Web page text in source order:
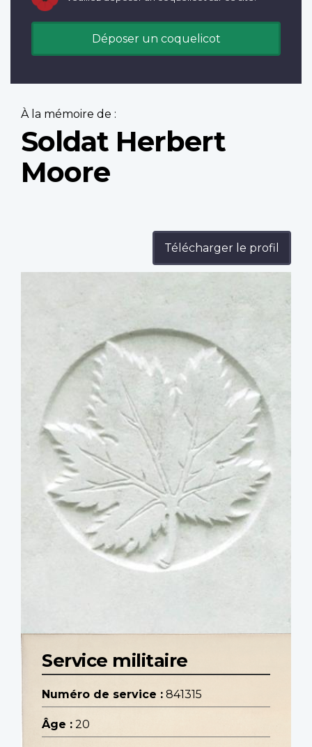
Déposer un coquelicot
À la mémoire de :
Soldat Herbert
Moore
Télécharger le profil
Service militaire
Numéro de service : 841315
Âge : 20